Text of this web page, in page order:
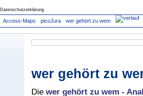
Datenschutzerklärung
Access-Maps picoJura wer gehört zu wem
wer gehört zu
Die wer gehört zu wem -